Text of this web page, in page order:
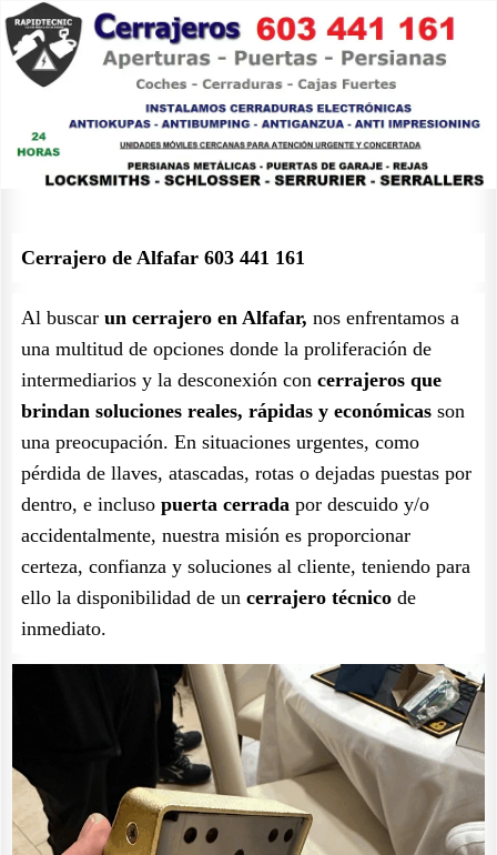
Cerrajero de Alfafar 603 441 161
Al buscar un cerrajero en Alfafar, nos enfrentamos a
una multitud de opciones donde la proliferación de
intermediarios y la desconexión con cerrajeros que
brindan soluciones reales, rápidas y económicas son
una preocupación. En situaciones urgentes, como
pérdida de llaves, atascadas, rotas o dejadas puestas por
dentro, e incluso puerta cerrada por descuido y/o
accidentalmente, nuestra misión es proporcionar
certeza, confianza y soluciones al cliente, teniendo para
ello la disponibilidad de un cerrajero técnico de
inmediato.